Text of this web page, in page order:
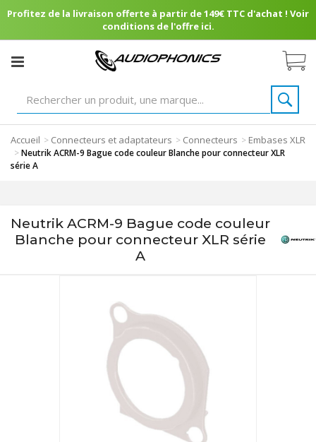
Profitez de la livraison offerte à partir de 149€ TTC d'achat ! Voir
conditions de l'offre ici.
Accueil > Connecteurs et adaptateurs > Connecteurs > Embases XLR
>Neutrik ACRM-9 Bague code couleur Blanche pour connecteur XLR
série A
Neutrik ACRM-9 Bague code couleur
Blanche pour connecteur XLR série
A